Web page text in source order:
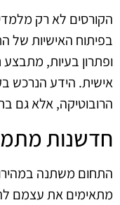
הקורסים לא רק
בפיתוח האישיות של
ופתרון בעיות, מתבצע
אישית. הידע הנרכש
הרובוטיקה, אלא גם
חדשנות
התחום משתנה
מתאימים את עצמם